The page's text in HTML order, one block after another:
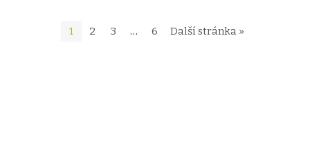
1 2 3 … 6 Další stránka »